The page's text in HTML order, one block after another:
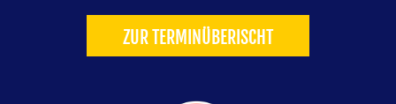
ZUR TERMINÜBERISCHT